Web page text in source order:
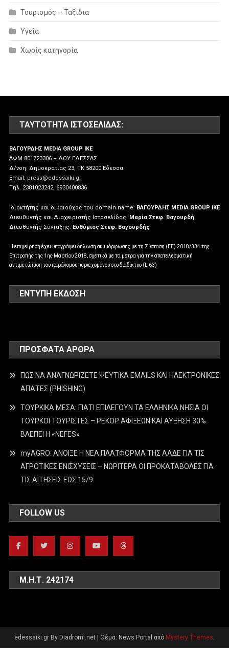
Τουρισμός – Ταξίδια
Υγεία
Χωρίς κατηγορία
ΤΑΥΤΌΤΗΤΑ ΙΣΤΟΣΕΛΊΔΑΣ:
ΒΑΓΟΥΡΔΗΣ MEDIA GROUP IKE
ΑΦΜ 801723306 – ΔΟΥ ΕΔΕΣΣΑΣ
Δ/νση: Δημοκρατίας 23, ΤΚ 58200 Εδεσσα
Email: press@edessaiki.gr
Tηλ. 2381023242, 6930400836
Ιδιοκτήτης και δικαιούχος του domain name: ΒΑΓΟΥΡΔΗΣ MEDIA GROUP IKE
Διευθυντής και Διαχειριστής Ιστοσελίδας: Μαρία Στεφ. Βαγουρδή
Διευθυντής Σύνταξης: Ευθύμιος Στεφ. Βαγουρδής
Η επιχείρηση έχει υπογράψει δήλωση συμμόρφωσης με τη Σύσταση (ΕΕ) 2018/334 της
Επιτροπής της 1ης Μαρτίου 2018, σχετικά με τα μέτρα για την αποτελεσματική
αντιμετώπιση του παράνομου περιεχομένου στο διαδίκτυο (L 63)
ΕΝΤΥΠΗ ΕΚΔΟΣΗ
ΠΡΌΣΦΑΤΑ ΆΡΘΡΑ
ΠΩΣ ΝΑ ΑΝΑΓΝΩΡΙΖΕΤΕ ΨΕΥΤΙΚΑ EMAILS ΚΑΙ ΗΛΕΚΤΡΟΝΙΚΕΣ
ΑΠΑΤΕΣ (PHISHING)
ΤΟΥΡΚΙΚΑ ΜΕΣΑ: ΓΙΑΤΙ ΕΠΙΛΕΓΟΥΝ ΤΑ ΕΛΛΗΝΙΚΑ ΝΗΣΙΑ ΟΙ
ΤΟΥΡΚΟΙ ΤΟΥΡΙΣΤΕΣ – ΡΕΚΟΡ ΑΦΙΞΕΩΝ ΚΑΙ ΑΥΞΗΣΗ 30%
ΒΛΕΠΕΙ Η «NEFES»
myAGRO: ΑΝΟΙΞΕ Η ΝΕΑ ΠΛΑΤΦΟΡΜΑ ΤΗΣ ΑΑΔΕ ΓΙΑ ΤΙΣ
ΑΓΡΟΤΙΚΕΣ ΕΝΙΣΧΥΣΕΙΣ – ΝΩΡΙΤΕΡΑ ΟΙ ΠΡΟΚΑΤΑΒΟΛΕΣ ΓΙΑ
ΤΙΣ ΑΙΤΗΣΕΙΣ ΕΩΣ 15/9
FOLLOW US
Μ.Η.Τ. 242174
edessaiki.gr By Diadromi.net Θέμα: News Portal από Mystery Themes.